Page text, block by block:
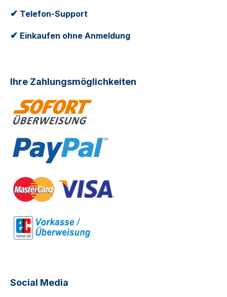
✔ Telefon-Support
✔ Einkaufen ohne Anmeldung
Ihre Zahlungsmöglichkeiten
Social Media